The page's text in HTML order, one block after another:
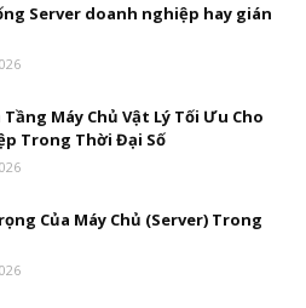
Server doanh nghiệp hay gián
Tầng Máy Chủ Vật Lý Tối Ưu Cho
Trong Thời Đại Số
Của Máy Chủ (Server) Trong